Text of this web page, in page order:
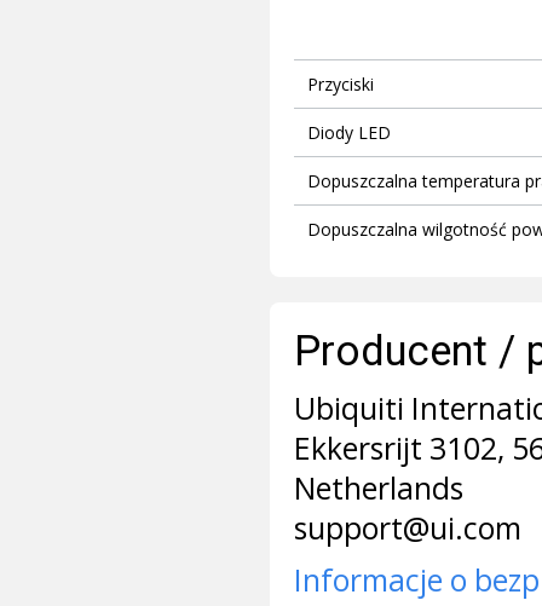
Przyciski
Diody LED
Dopuszczalna temperatura
Dopuszczalna wilgotność
Producent /
Ubiquiti
Ekkersrijt 3102,
Netherlands
support@ui.com
Informacje o